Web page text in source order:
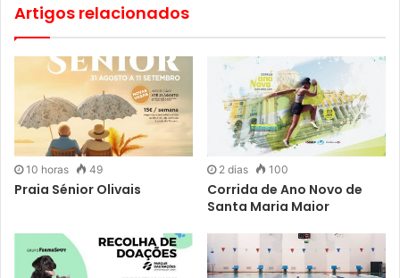
Artigos relacionados
10 horas 49
Praia Sénior Olivais
2 dias 100
Corrida de Ano Novo de
Santa Maria Maior